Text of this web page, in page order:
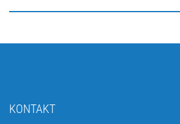
KONTAKT